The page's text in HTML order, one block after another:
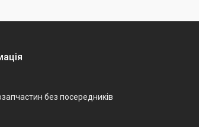
без посередників